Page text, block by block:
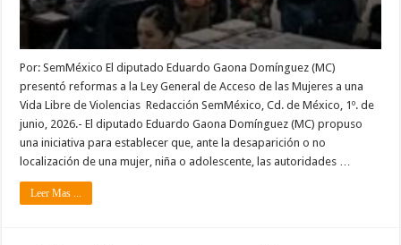
Por: SemMéxico El diputado Eduardo Gaona Domínguez (MC)
presentó reformas a la Ley General de Acceso de las Mujeres a una
Vida Libre de Violencias Redacción SemMéxico, Cd. de México, 1º. de
junio, 2026.- El diputado Eduardo Gaona Domínguez (MC) propuso
una iniciativa para establecer que, ante la desaparición o no
localización de una mujer, niña o adolescente, las autoridades …
Leer Mas ...